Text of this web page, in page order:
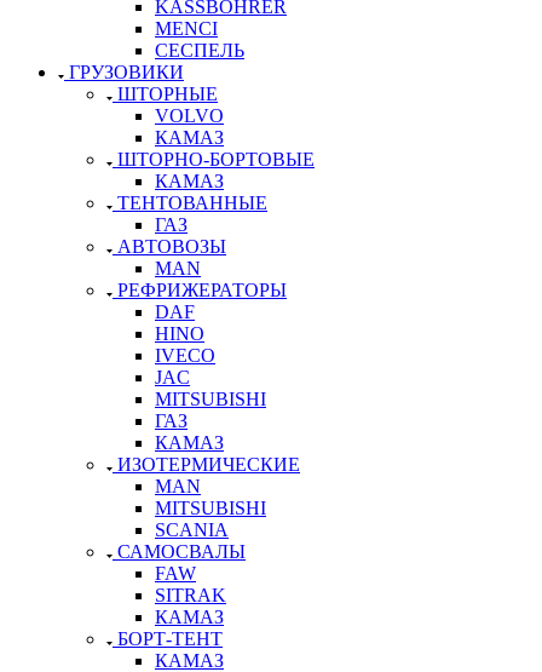
KASSBOHRER
MENCI
СЕСПЕЛЬ
ГРУЗОВИКИ
ШТОРНЫЕ
VOLVO
КАМАЗ
ШТОРНО-БОРТОВЫЕ
КАМАЗ
ТЕНТОВАННЫЕ
ГАЗ
АВТОВОЗЫ
MAN
РЕФРИЖЕРАТОРЫ
DAF
HINO
IVECO
JAC
MITSUBISHI
ГАЗ
КАМАЗ
ИЗОТЕРМИЧЕСКИЕ
MAN
MITSUBISHI
SCANIA
САМОСВАЛЫ
FAW
SITRAK
КАМАЗ
БОРТ-ТЕНТ
КАМАЗ